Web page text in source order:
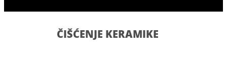
ČIŠĆENJE KERAMIKE